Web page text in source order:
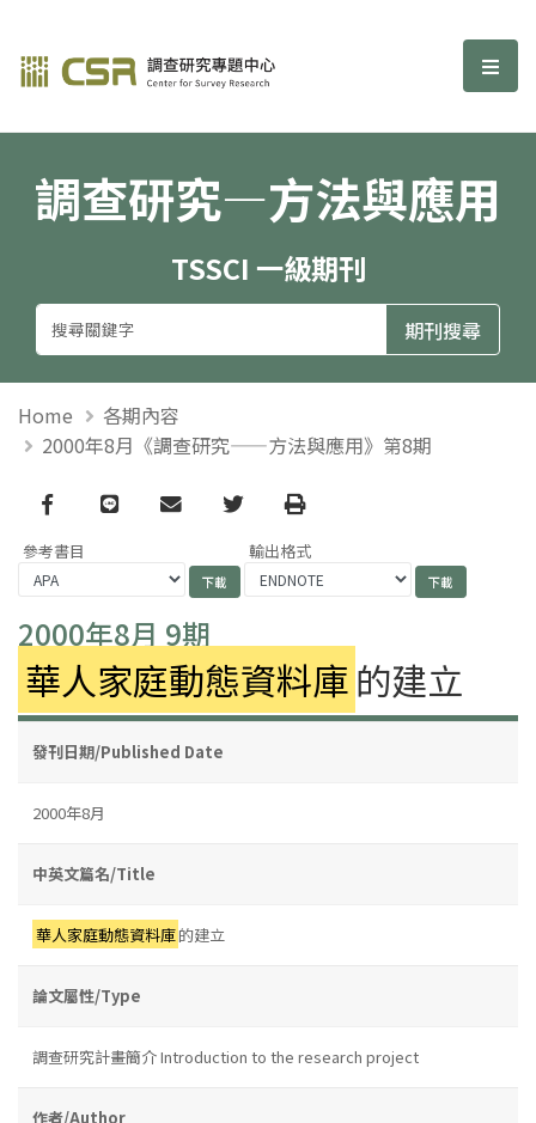
調查研究—方法與應用期刊 選
調查研究—方法與應用
TSSCI 一級期刊
Home
各期內容
2000年8月《調查研究——方法與應用》第8期
Facebook
line email TwitterPrint
參考書目 輸出格式
2000年8月 9期
華人家庭動態資料庫的建立
發刊日期/Published Date
2000年8月
中英文篇名/Title
華人家庭動態資料庫的建立
論文屬性/Type
調查研究計畫簡介 Introduction to the research project
作者/Author